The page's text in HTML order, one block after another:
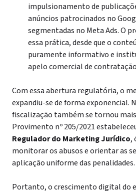
impulsionamento de
anúncios patrocinados no
segmentadas no Meta Ads. O
essa prática, desde que o
puramente informativo e
apelo comercial de
Com essa abertura regulatória, o
expandiu-se de forma exponencial.
fiscalização também se tornou
Provimento nº 205/2021
Regulador do Marketing Jurídico,
monitorar os abusos e orientar as
aplicação uniforme das penalidades.
Portanto, o crescimento digital do